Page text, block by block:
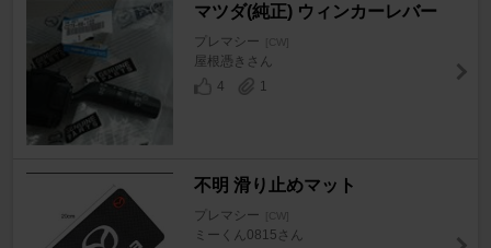
マツダ(純正) ウィンカーレバー
プレマシー [CW]
屋根憑きさん
4
1
不明 滑り止めマット
プレマシー [CW]
ミーくん0815さん